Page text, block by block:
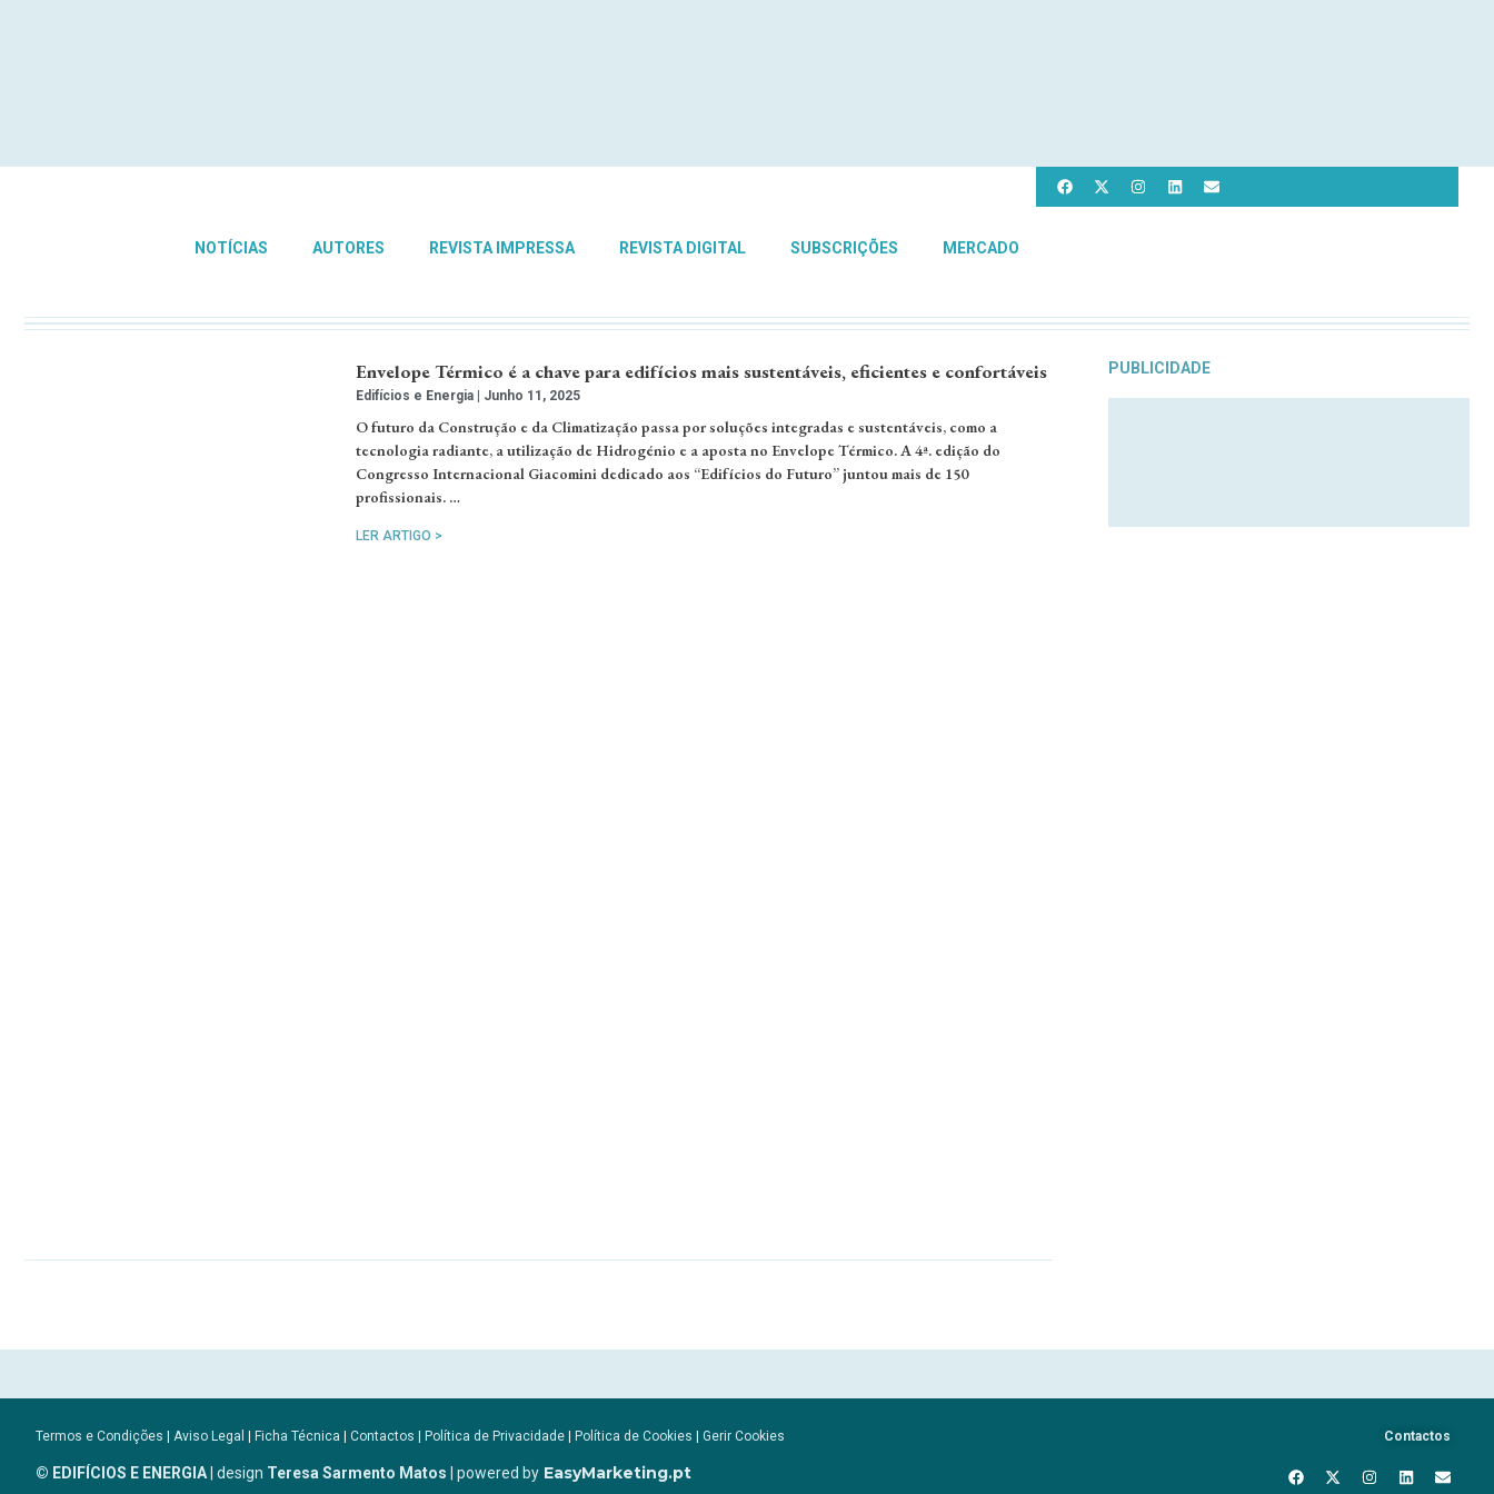
NOTÍCIAS AUTORES REVISTA IMPRESSA REVISTA DIGITAL SUBSCRIÇÕES MERCADO
Envelope Térmico é a chave para edifícios mais sustentáveis, eficientes e confortáveis
Edifícios e Energia Junho 11, 2025
O futuro da Construção e da Climatização passa por soluções integradas e sustentáveis, como a
tecnologia radiante, a utilização de Hidrogénio e a aposta no Envelope Térmico. A 4ª. edição do
Congresso Internacional Giacomini dedicado aos “Edifícios do Futuro” juntou mais de 150
profissionais. …
LER ARTIGO >
PUBLICIDADE
Termos e Condições | Aviso Legal | Ficha Técnica | Contactos | Política de Privacidade | Política de Cookies | Gerir Cookies
© EDIFÍCIOS E ENERGIA| design Teresa Sarmento Matos | powered by EasyMarketing.pt
Contactos